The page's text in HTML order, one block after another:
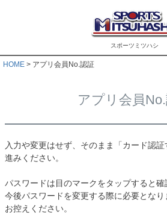
スポーツミツハシ
HOME アプリ会員No.認証
アプリ会員
入力や変更はせず、そのまま「カード認
進みください。
パスワードは目のマークをタップすると確
今後パスワードを変更する際に必要となり
お控えください。